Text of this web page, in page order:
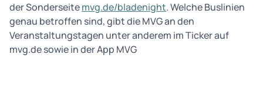
der Sonderseitemvg.de/bladenight. Welche Buslinien
genau betroffen sind, gibt die MVG an den
Veranstaltungstagen unter anderem im Ticker auf
mvg.de sowie in der App MVG